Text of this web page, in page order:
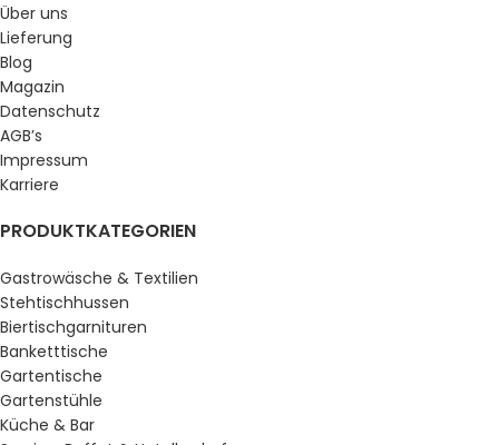
Über uns
Lieferung
Blog
Magazin
Datenschutz
AGB’s
Impressum
Karriere
PRODUKTKATEGORIEN
Gastrowäsche & Textilien
Stehtischhussen
Biertischgarnituren
Banketttische
Gartentische
Gartenstühle
Küche & Bar